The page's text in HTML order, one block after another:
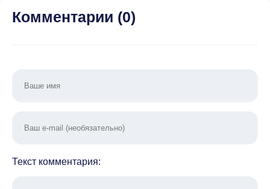
Комментарии (0)
Текст комментария: